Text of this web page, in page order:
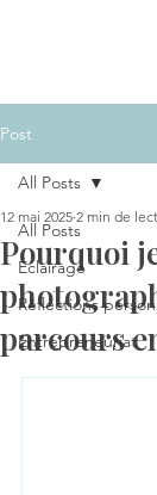
Post
All Posts
Éclairage
Réflections
Entrepreneuriat
All Posts
Pourquoi
parcours
12 mai 2025 2 min de